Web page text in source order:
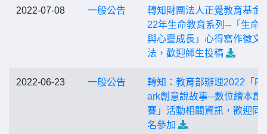
2022-07-08 一般公告
轉知財團法人正覺教育基金
22年生命教育系列─「生命
與心靈成長」心得寫作徵文
法，歡迎師生投稿
2022-06-23 一般公告
轉知：教育部辦理2022「
ark創意說故事─數位繪本創
賽」活動相關資訊，歡迎同
名參加